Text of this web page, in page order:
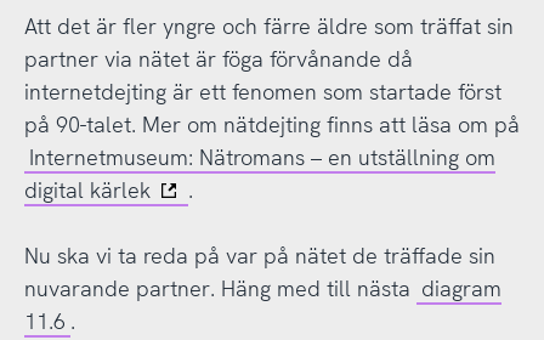
Att det är fler yngre och färre äldre som träffat sin
partner via nätet är föga förvånande då
internetdejting är ett fenomen som startade först
på 90-talet. Mer om nätdejting finns att läsa om på
Internetmuseum: Nätromans – en utställning om
digital kärlek
.
Nu ska vi ta reda på var på nätet de träffade sin
nuvarande partner. Häng med till nästa diagram
11.6 .